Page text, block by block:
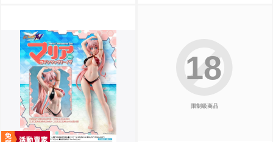
限制級商品
18